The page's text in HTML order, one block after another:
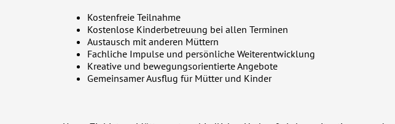
Kostenfreie Teilnahme
Kostenlose Kinderbetreuung bei allen Terminen
Austausch mit anderen Müttern
Fachliche Impulse und persönliche Weiterentwicklung
Kreative und bewegungsorientierte Angebote
Gemeinsamer Ausflug für Mütter und Kinder